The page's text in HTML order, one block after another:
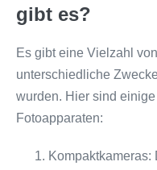
gibt es?
Es gibt eine Vielzahl
unterschiedliche
wurden. Hier sind
Fotoapparaten: